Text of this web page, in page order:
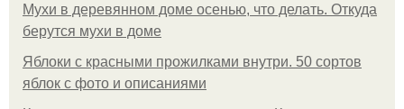
Мухи в деревянном доме осенью, что делать. Откуда
берутся мухи в доме
Яблоки с красными прожилками внутри. 50 сортов
яблок с фото и описаниями